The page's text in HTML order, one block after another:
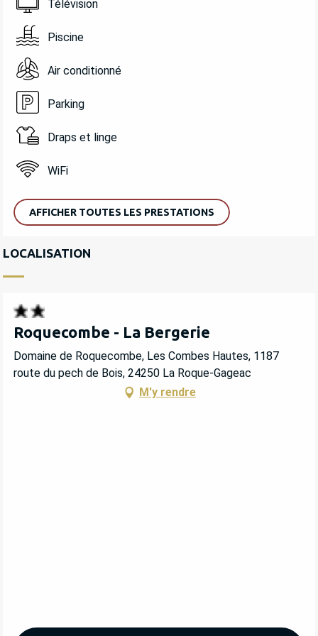
Télévision
Piscine
Air conditionné
Parking
Draps et linge
WiFi
AFFICHER TOUTES LES PRESTATIONS
LOCALISATION
Roquecombe - La Bergerie
Domaine de Roquecombe, Les Combes Hautes, 1187
route du pech de Bois, 24250 La Roque-Gageac
M'y rendre